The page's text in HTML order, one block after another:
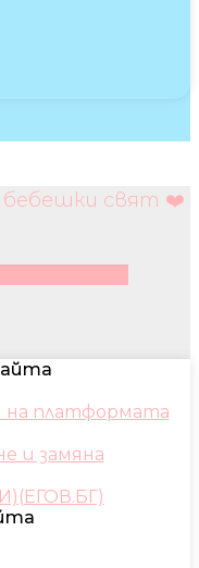
бебешки свят ❤️
платформата
и замяна